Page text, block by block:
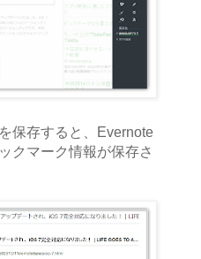
保存すると、Evernote
クマーク情報が保存さ